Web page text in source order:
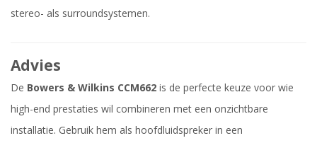
stereo- als surroundsystemen.
Advies
De Bowers & Wilkins CCM662 is de perfecte keuze voor wie
high-end prestaties wil combineren met een onzichtbare
installatie. Gebruik hem als hoofdluidspreker in een